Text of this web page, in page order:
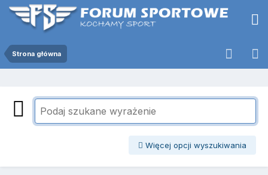
Strona główna
Więcej opcji wyszukiwania